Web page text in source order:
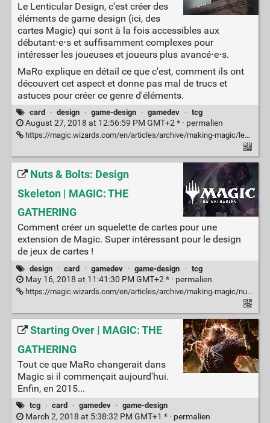
Le Lenticular Design, c'est créer des
éléments de game design (ici, des
cartes Magic) qui sont à la fois accessibles aux
débutant⋅e⋅s et suffisamment complexes pour
intéresser les joueuses et joueurs plus avancé⋅e⋅s.
MaRo explique en détail ce que c'est, comment ils ont
découvert cet aspect et donne pas mal de trucs et
astuces pour créer ce genre d'éléments.
card · design · game-design · gamedev · tcg
August 27, 2018 at 12:56:59 PM GMT+2 * · permalien
https://magic.wizards.com/en/articles/archive/making-magic/lenticular-design-2014-12-15
Nuts & Bolts: Design
Skeleton | MAGIC: THE
GATHERING
Comment créer un squelette de cartes pour une
extension de Magic. Super intéressant pour le design
de jeux de cartes !
design · card · gamedev · game-design · tcg
May 16, 2018 at 11:41:30 PM GMT+2 * · permalien
https://magic.wizards.com/en/articles/archive/making-magic/nuts-bolts-design-skeleton-2010-02-15
Starting Over | MAGIC: THE
GATHERING
Tout ce que MaRo changerait dans
Magic si il commençait aujourd'hui.
Enfin, en 2015...
tcg · card · gamedev · game-design
March 2, 2018 at 5:38:32 PM GMT+1 * · permalien